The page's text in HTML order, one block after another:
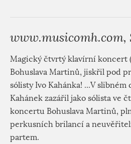
www.musicomh.com,
Magický čtvrtý klavírní koncert
Bohuslava Martinů, jiskřil pod
sólisty Ivo Kahánka! ...V slibném
Kahánek zazářil jako sólista ve
koncertu Bohuslava Martinů,
perkusních brilancí a
partem.